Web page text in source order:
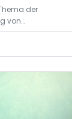
der
von…